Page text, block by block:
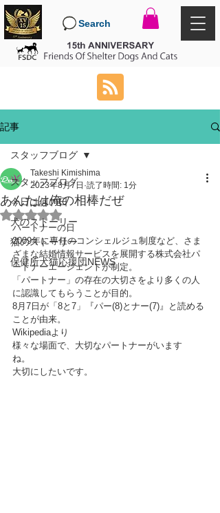
Search
記事
スタッフブログ
今日は何の日
犬のストーリー
猫のストーリー
保健所犬猫応援団NEWS
スタッフブログ
あんたは俺の相棒だぜ
Takeshi Kimishima
2023年8月7日 読了時間: 1分
5つ星のうちNaNと評価されています。
パートナーの日
2009年に専任のコンシェルジュ制度など、さま
ざまな結婚情報サービスを展開する株式会社パ
ートナーエージェントが制定。
「パートナー」の存在の大切さをより多くの人
に認識してもらうことが目的。
8月7日が「8と7」『パー(8)とナー(7)』と読める
ことが由来。
Wikipediaより
様々な場面で、大切なパートナーがいます
ね。
大切にしたいです。